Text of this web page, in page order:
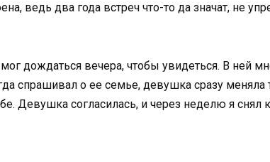
ведь два года встреч что-то да значат, не
дождаться вечера, чтобы увидеться. В ней
спрашивал о ее семье, девушка сразу меняла
Девушка согласилась, и через неделю я снял